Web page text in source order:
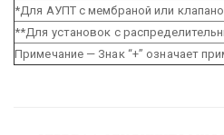
*Для АУПТ с мембраной или
**Для установок с
Примечание — Знак “+” означает